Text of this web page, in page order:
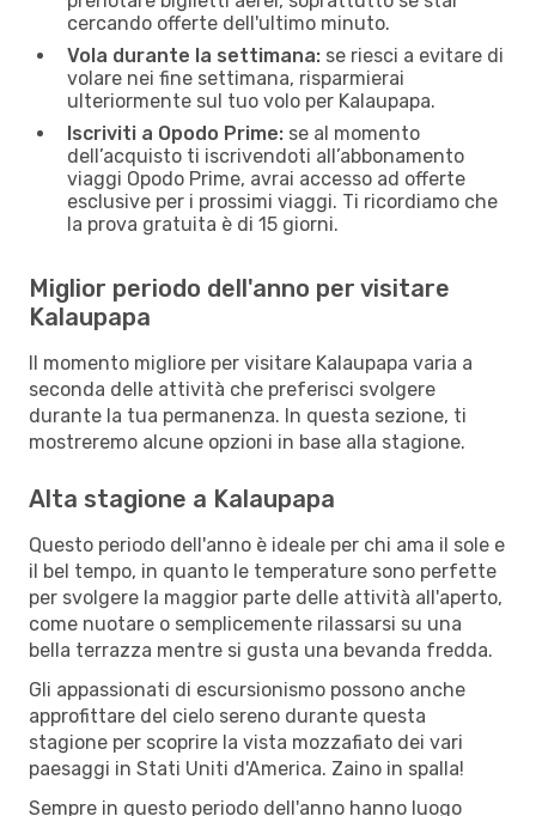
cercando offerte dell'ultimo minuto.
Vola durante la settimana: se riesci a evitare di
volare nei fine settimana, risparmierai
ulteriormente sul tuo volo per Kalaupapa.
Iscriviti a Opodo Prime: se al momento
dell’acquisto ti iscrivendoti all’abbonamento
viaggi Opodo Prime, avrai accesso ad offerte
esclusive per i prossimi viaggi. Ti ricordiamo che
la prova gratuita è di 15 giorni.
Miglior periodo dell'anno per visitare
Kalaupapa
Il momento migliore per visitare Kalaupapa varia a
seconda delle attività che preferisci svolgere
durante la tua permanenza. In questa sezione, ti
mostreremo alcune opzioni in base alla stagione.
Alta stagione a Kalaupapa
Questo periodo dell'anno è ideale per chi ama il sole e
il bel tempo, in quanto le temperature sono perfette
per svolgere la maggior parte delle attività all'aperto,
come nuotare o semplicemente rilassarsi su una
bella terrazza mentre si gusta una bevanda fredda.
Gli appassionati di escursionismo possono anche
approfittare del cielo sereno durante questa
stagione per scoprire la vista mozzafiato dei vari
paesaggi in Stati Uniti d'America. Zaino in spalla!
Sempre in questo periodo dell'anno hanno luogo